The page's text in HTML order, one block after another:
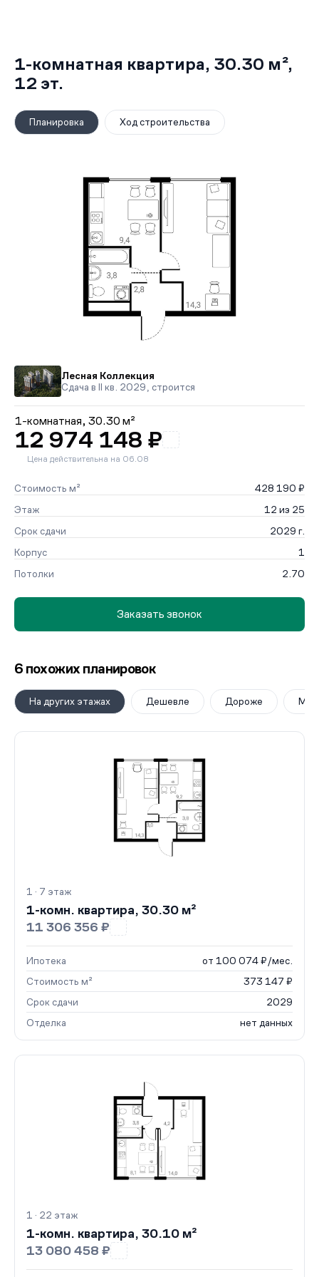
1-комнатная квартира, 30.30 м²,
12 эт.
Планировка Ход строительства
Лесная Коллекция
Сдача в II кв. 2029, строится
1-комнатная, 30.30 м²
12 974 148 ₽
Цена действительна на 06.08
Стоимость м²
428 190 ₽
Этаж
12 из 25
Срок сдачи
2029 г.
Корпус
1
Потолки
2.70
Заказать звонок
6 похожих планировок
На других этажах Дешевле Дороже
1 · 7 этаж
1-комн. квартира, 30.30 м²
11 306 356 ₽
Ипотека
от 100 074 ₽/мес.
Стоимость м²
373 147 ₽
Срок сдачи
2029
Отделка
нет данных
1 · 22 этаж
1-комн. квартира, 30.10 м²
13 080 458 ₽